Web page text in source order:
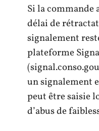
Si la commande
délai de
signalement
plateforme
un signalement
peut être saisie
d’abus de